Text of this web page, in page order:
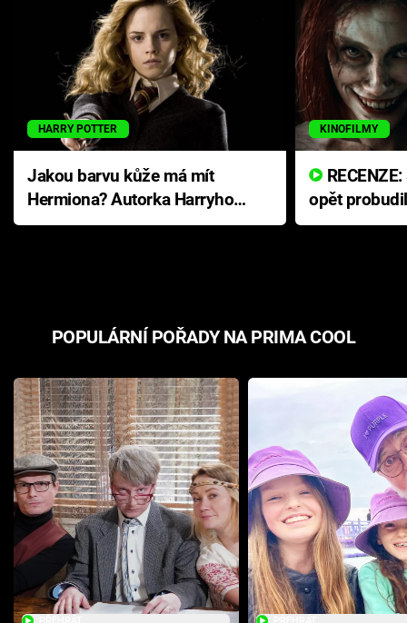
HARRY POTTER
Jakou barvu kůže má mít
Hermiona? Autorka Harryho
Pottera přišla s ráznou
KINOFILMY
opět
přichází s
POPULÁRNÍ POŘADY NA PRIMA COOL